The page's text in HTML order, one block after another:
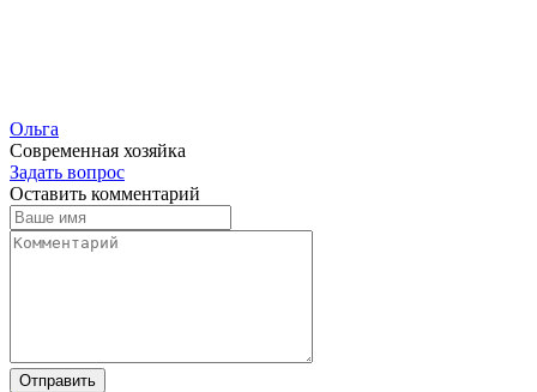
Ольга
Современная хозяйка
Задать вопрос
Оставить комментарий
Отправить